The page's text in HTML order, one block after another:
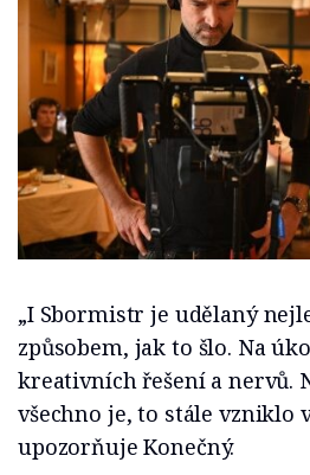
„I Sbormistr je udělaný
způsobem, jak to šlo. Na
kreativních řešení a nervů.
všechno je, to stále vzniklo
upozorňuje Konečný.